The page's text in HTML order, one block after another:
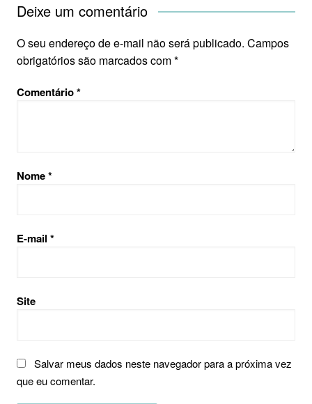
Deixe um comentário
O seu endereço de e-mail não será publicado. Campos
obrigatórios são marcados com*
Comentário*
Nome*
E-mail *
Site
Salvar meus dados neste navegador para a próxima vez
que eu comentar.